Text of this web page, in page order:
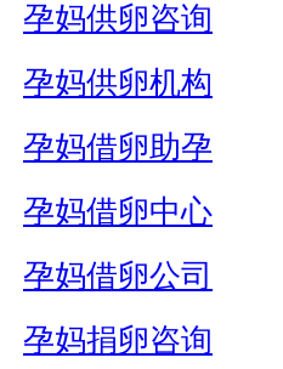
孕妈供卵咨询
孕妈供卵机构
孕妈借卵助孕
孕妈借卵中心
孕妈借卵公司
孕妈捐卵咨询